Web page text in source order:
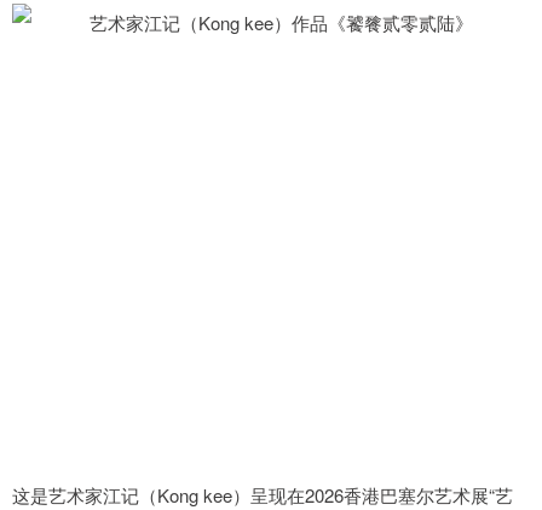
这是艺术家江记（Kong kee）呈现在2026香港巴塞尔艺术展“艺